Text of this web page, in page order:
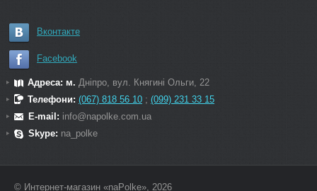
Вконтакте
Facebook
Адреса: м. Дніпро, вул. Княгині Ольги, 22
Телефони: (067) 818 56 10 ; (099) 231 33 15
E-mail: info@napolke.com.ua
Skype: na_polke
© Интернет-магазин «naPolke», 2026